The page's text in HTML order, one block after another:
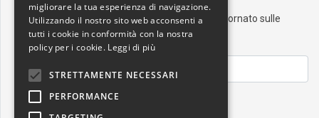
Iscriviti alla nostra newsletter e resta aggiornato sulle
ultime novità nel mondo dell'arte
ISCRIVITI
migliorare la tua esperienza di navigazione.
Utilizzando il nostro sito web acconsenti a
tutti i cookie in conformità con la nostra
policy per i cookie. Leggi di più
STRETTAMENTE NECESSARI
PERFORMANCE